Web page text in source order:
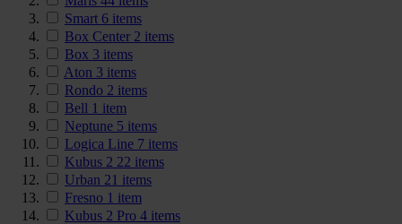
Smart 6 items
Box Center 2 items
Box 3 items
Aton 3 items
Rondo 2 items
Bell 1 item
Neptune 5 items
Logica Line 7 items
Kubus 2 22 items
Urban 21 items
Fresno 1 item
Kubus 2 Pro 4 items